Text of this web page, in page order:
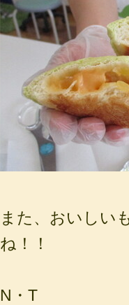
また、おいしい
ね！！
N・T